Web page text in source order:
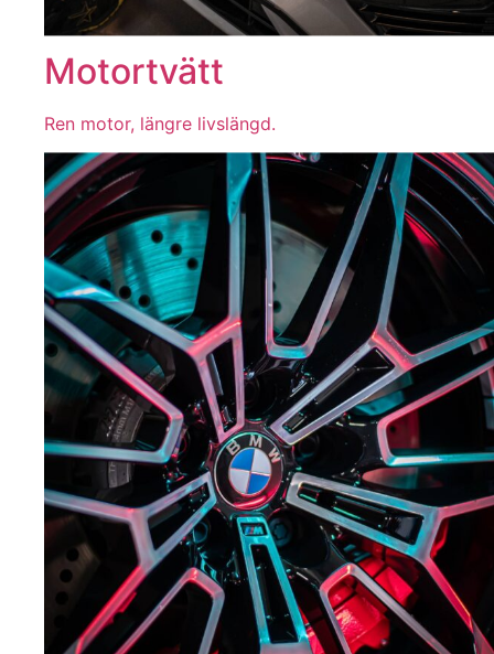
Motortvätt
Ren motor, längre livslängd.